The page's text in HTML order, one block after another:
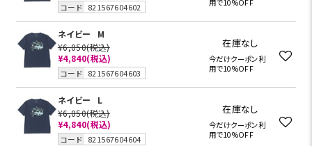
コード 821567604602 用で10%OFF
ネイビー
M
¥6,050(税込)
¥4,840(税込)
コード 821567604603
在庫なし
今だけクーポン利
用で10%OFF
ネイビー
L
¥6,050(税込)
¥4,840(税込)
コード 821567604604
在庫なし
今だけクーポン利
用で10%OFF